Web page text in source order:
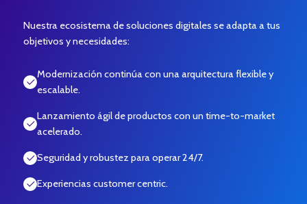
Nuestra ecosistema de soluciones digitales se adapta a tus
objetivos y necesidades:
Modernización continúa con una arquitectura flexible y
escalable.
Lanzamiento ágil de productos con un time-to-market
acelerado.
Seguridad y robustez para operar 24/7.
Experiencias customer centric.